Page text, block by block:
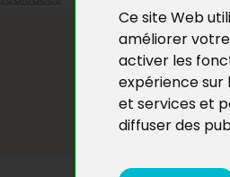
Ce site Web
améliorer
activer les
expérience sur
et services et
diffuser des